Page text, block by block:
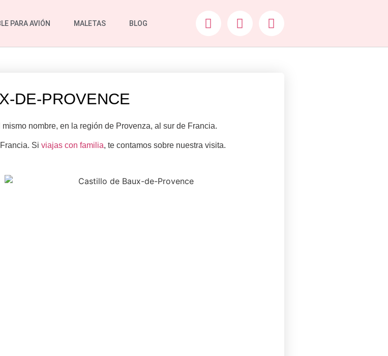
PARA AVIÓN MALETAS BLOG
DE-PROVENCE
nombre, en la región de Provenza, al sur de Francia.
Si viajas con familia, te contamos sobre nuestra visita.